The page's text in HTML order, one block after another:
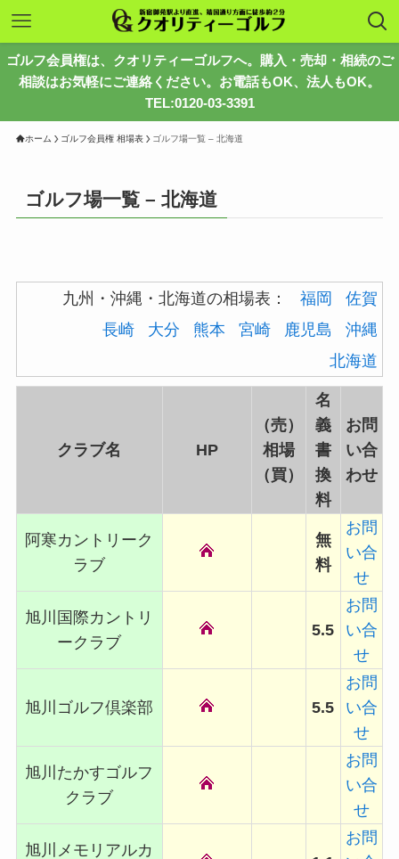
ゴルフ会員権は、クオリティーゴルフへ。購入・売却・相続のご
相談はお気軽にご連絡ください。お電話もOK、法人もOK。
TEL:0120-03-3391
ホーム ゴルフ会員権 相場表 ゴルフ場一覧 – 北海道
ゴルフ場一覧 – 北海道
九州・沖縄・北海道の相場表： 福岡
佐賀
長崎
大分 熊本 宮崎 鹿児島
沖縄
北海道
クラブ名 HP
（売）
相場
（買）
名
義
書
換
料
お問
い合
わせ
阿寒カントリーク
ラブ
無
料
お問
い合
せ
旭川国際カントリ
ークラブ
5.5
お問
い合
せ
旭川ゴルフ倶楽部 5.5
お問
い合
せ
旭川たかすゴルフ
クラブ
お問
い合
せ
旭川メモリアルカ
お問